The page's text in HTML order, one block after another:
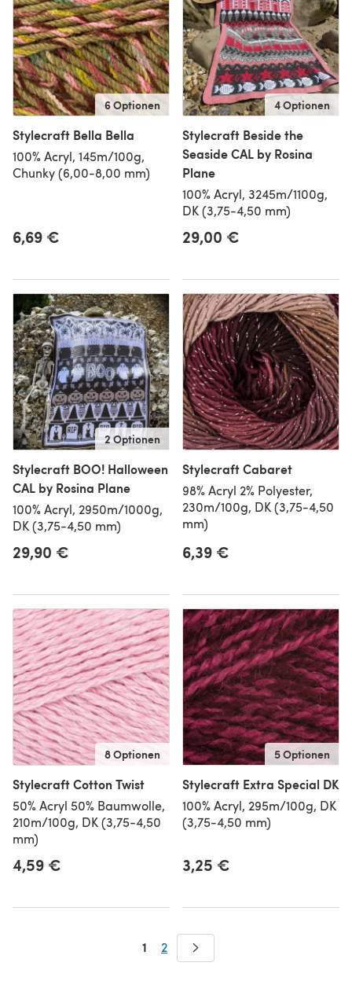
6 Optionen
Stylecraft Bella Bella
100% Acryl, 145m/100g,
Chunky (6,00-8,00 mm)
6,69 €
4 Optionen
Stylecraft Beside the
Seaside CAL by Rosina
Plane
100% Acryl, 3245m/1100g,
DK (3,75-4,50 mm)
29,00 €
2 Optionen
Stylecraft BOO! Halloween
CAL by Rosina Plane
100% Acryl, 2950m/1000g,
DK (3,75-4,50 mm)
29,90 €
Stylecraft Cabaret
98% Acryl 2% Polyester,
230m/100g, DK (3,75-4,50
mm)
6,39 €
8 Optionen
Stylecraft Cotton Twist
50% Acryl 50% Baumwolle,
210m/100g, DK (3,75-4,50
mm)
4,59 €
5 Optionen
Stylecraft Extra Special DK
100% Acryl, 295m/100g, DK
(3,75-4,50 mm)
3,25 €
1 2